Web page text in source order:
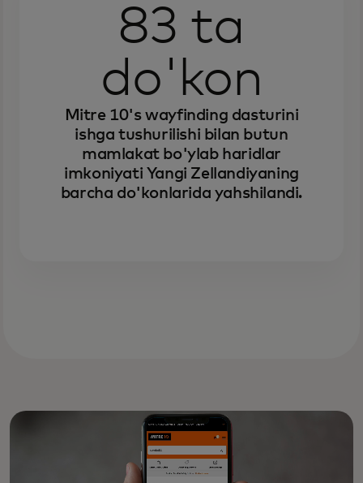
83 ta
do'kon
Mitre 10's wayfinding dasturini
ishga tushurilishi bilan butun
mamlakat bo'ylab haridlar
imkoniyati Yangi Zellandiyaning
barcha do'konlarida yahshilandi.